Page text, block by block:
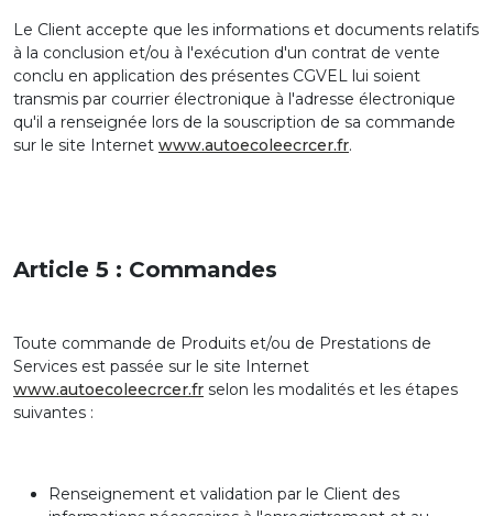
Le Client accepte que les informations et documents relatifs
à la conclusion et/ou à l'exécution d'un contrat de vente
conclu en application des présentes CGVEL lui soient
transmis par courrier électronique à l'adresse électronique
qu'il a renseignée lors de la souscription de sa commande
sur le site Internet www.autoecoleecrcer.fr.
Article 5 : Commandes
Toute commande de Produits et/ou de Prestations de
Services est passée sur le site Internet
www.autoecoleecrcer.fr selon les modalités et les étapes
suivantes :
Renseignement et validation par le Client des